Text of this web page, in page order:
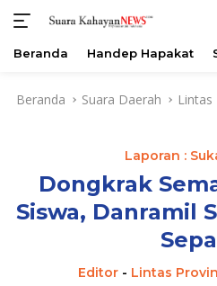
Beranda Handep Hapakat
Beranda Suara Daerah Lintas
Laporan :
Dongkrak
Siswa, Danramil
Editor - Lintas